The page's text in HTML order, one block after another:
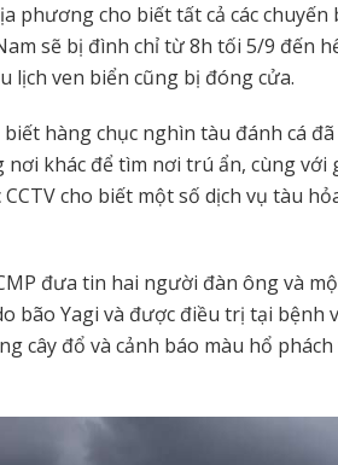
phương cho biết tất cả các chuyến
sẽ bị đình chỉ từ 8h tối 5/9 đến
lịch ven biển cũng bị đóng cửa.
hàng chục nghìn tàu đánh cá
nơi khác để tìm nơi trú ẩn, cùng với
cho biết một số dịch vụ tàu
đưa tin hai người đàn ông và
bão Yagi và được điều trị tại bệnh
cây đổ và cảnh báo màu hổ